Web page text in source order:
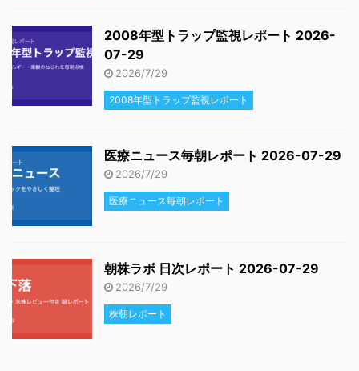
2008年型トラップ監視レポート 2026-
07-29
2026/7/29
2008年型トラップ監視レポート
医療ニュース毎朝レポート 2026-07-29
2026/7/29
医療ニュース毎朝レポート
朝株ラボ 日次レポート 2026-07-29
2026/7/29
株朝レポート